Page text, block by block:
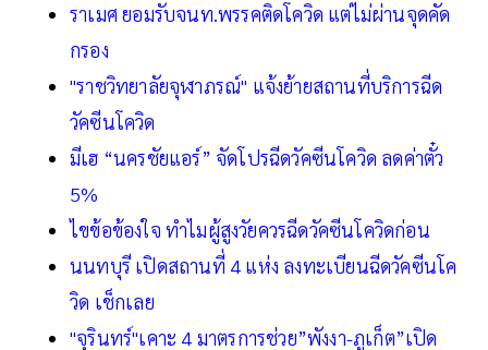
ราเมศ ยอมรับจนท.พรรคติดโควิด แต่ไม่ผ่านจุดคัด
กรอง
"ราชวิทยาลัยจุฬาภรณ์" แจ้งย้ายสถานที่บริการฉีด
วัคซีนโควิด
มีเฮ “นครชัยแอร์” จัดโปรฉีดวัคซีนโควิด ลดค่าตั๋ว
5%
ไขข้อข้องใจ ทำไมผู้สูงวัยควรฉีดวัคซีนโควิดก่อน
นนทบุรี เปิดสถานที่ 4 แห่ง ลงทะเบียนฉีดวัคซีนโค
วิด เช็กเลย
"จุรินทร์"เคาะ 4 มาตรการช่วย”พังงา-ภูเก็ต”เปิด